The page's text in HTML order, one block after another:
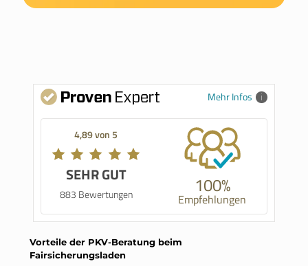
Mehr Infos
4,89 von 5
SEHR GUT
883 Bewertungen 100%
Empfehlungen
Vorteile der PKV-Beratung beim
Fairsicherungsladen